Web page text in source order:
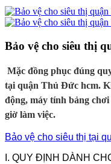
Bảo vệ cho siêu thị
Mặc đồng phục đúng
tại quận Thủ Đức hcm.
động, máy tính bảng
giờ làm việc.
Bảo vệ cho siêu thị tại
I. QUY ĐỊNH DÀNH